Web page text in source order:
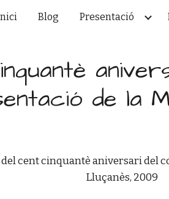
main content
Blog Presentació
de la
cent cinquantè aniversari del
Lluçanès, 2009